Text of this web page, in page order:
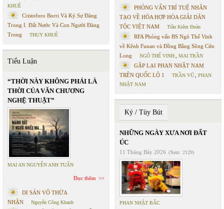
KHUÊ
Cristoforo Borri Và Ký Sự Đàng
Trong I. Đất Nước Và Con Người Đàng
Trong
THỤY KHUÊ
Tiểu Luận
“THỜI NÀY KHÔNG PHẢI LÀ
THỜI CỦA VĂN CHƯƠNG
NGHỆ THUẬT”
MAI AN NGUYỄN ANH TUẤN
Đọc thêm
DI SẢN VÔ THỪA
NHẬN
Nguyễn Công Khanh
PHỎNG VẤN TRÍ TUỆ NHÂN
TẠO VỀ HÒA HỢP HÒA GIẢI DÂN
TỘC VIỆT NAM
Trần Kiêm Đoàn
RFA Phỏng vấn BS Ngô Thế Vinh
về Kênh Funan và Đồng Bằng Sông Cửu
Long
NGÔ THẾ VINH MAI TRẦN
GẶP LẠI PHAN NHẬT NAM
TRÊN QUỐC LỘ 1
TRẦN VŨ
PHAN
NHẬT NAM
Ký / Tùy Bút
NHỮNG NGÀY XƯA NƠI ĐẤT
ÚC
11 Tháng Bảy 2026 (Xem: 2129)
PHAN NHẬT BẮC